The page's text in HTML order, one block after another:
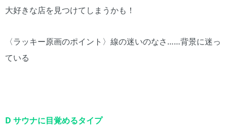
大好きな店を見つけてしまうかも！
〈ラッキー原画のポイント〉線の迷いのなさ……背景に迷っ
ている
D サウナに目覚めるタイプ